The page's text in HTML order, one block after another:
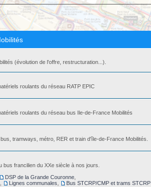
(évolution de l'offre, restructuration...).
roulants du réseau RATP EPIC
roulants du réseau bus Ile-de-France Mobilités
bus, tramways, métro, RER et train d'île-de-France Mobilités.
bus francilien du XXe siècle à nos jours.
DSP de la Grande Couronne
Lignes communales Bus STCRP/CMP et trams STCRP